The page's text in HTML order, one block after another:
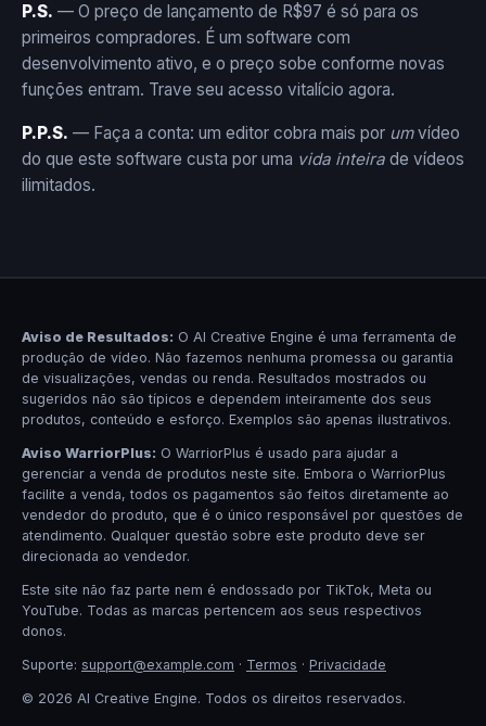
P.S. — O preço de lançamento de R$97 é só para os
primeiros compradores. É um software com
desenvolvimento ativo, e o preço sobe conforme novas
funções entram. Trave seu acesso vitalício agora.
P.P.S. — Faça a conta: um editor cobra mais por umvídeo
do que este software custa por uma vida inteira de vídeos
ilimitados.
Aviso de Resultados: O AI Creative Engine é uma ferramenta de
produção de vídeo. Não fazemos nenhuma promessa ou garantia
de visualizações, vendas ou renda. Resultados mostrados ou
sugeridos não são típicos e dependem inteiramente dos seus
produtos, conteúdo e esforço. Exemplos são apenas ilustrativos.
Aviso WarriorPlus: O WarriorPlus é usado para ajudar a
gerenciar a venda de produtos neste site. Embora o WarriorPlus
facilite a venda, todos os pagamentos são feitos diretamente ao
vendedor do produto, que é o único responsável por questões de
atendimento. Qualquer questão sobre este produto deve ser
direcionada ao vendedor.
Este site não faz parte nem é endossado por TikTok, Meta ou
YouTube. Todas as marcas pertencem aos seus respectivos
donos.
Suporte: support@example.com · Termos · Privacidade
© 2026 AI Creative Engine. Todos os direitos reservados.